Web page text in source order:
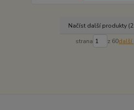
Načíst další produkty
strana z 60další